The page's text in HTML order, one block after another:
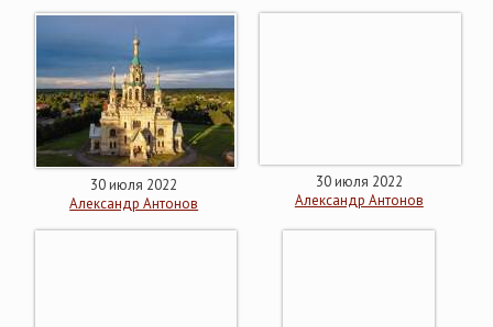
30 июля 2022
Александр Антонов
30 июля 2022
Александр Антонов